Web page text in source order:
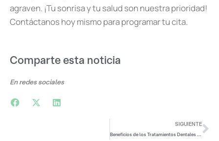
agraven. ¡Tu sonrisa y tu salud son nuestra prioridad!
Contáctanos hoy mismo para programar tu cita.
Comparte esta noticia
En redes sociales
SIGUIENTE
Beneficios de los Tratamientos Dentales Personalizados: La Importancia de los Servicios Odontológicos a Medida